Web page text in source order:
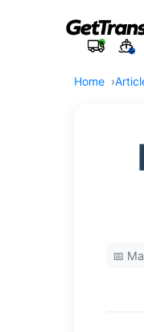
Home
📅